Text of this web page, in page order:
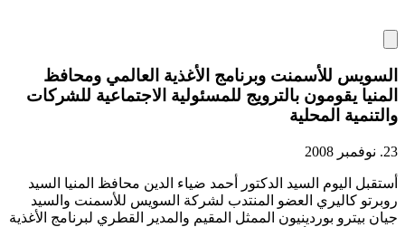
السويس للأسمنت وبرنامج الأغذية العالمي ومحافظ
المنيا يقومون بالترويج للمسئولية الاجتماعية للشركات
والتنمية المحلية
23. نوفمبر 2008
أستقبل اليوم السيد الدكتور أحمد ضياء الدين محافظ المنيا السيد
روبرتو كاليري العضو المنتدب لشركة السويس للأسمنت والسيد
جيان بيترو بوردينيون الممثل المقيم والمدير القطري لبرنامج الأغذية